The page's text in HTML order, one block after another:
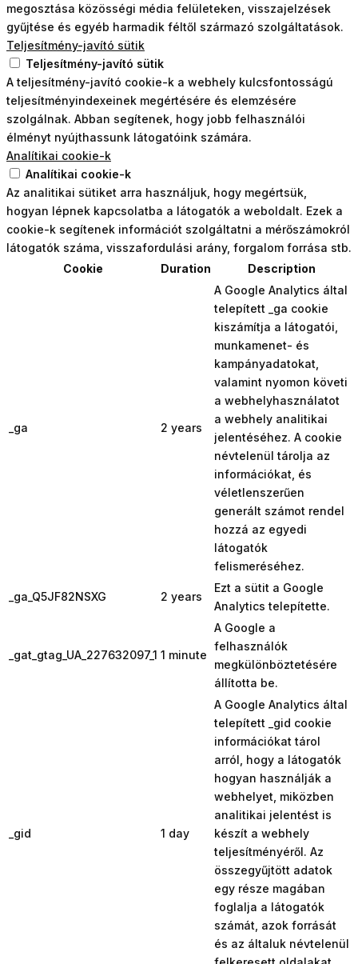
megosztása közösségi média felületeken, visszajelzések
gyűjtése és egyéb harmadik féltől származó szolgáltatások.
Teljesítmény-javító sütik
Teljesítmény-javító sütik
A teljesítmény-javító cookie-k a webhely kulcsfontosságú
teljesítményindexeinek megértésére és elemzésére
szolgálnak. Abban segítenek, hogy jobb felhasználói
élményt nyújthassunk látogatóink számára.
Analítikai cookie-k
Analítikai cookie-k
Az analitikai sütiket arra használjuk, hogy megértsük,
hogyan lépnek kapcsolatba a látogatók a weboldalt. Ezek a
cookie-k segítenek információt szolgáltatni a mérőszámokról
látogatók száma, visszafordulási arány, forgalom forrása stb.
Cookie
Duration Description
_ga 2 years
A Google Analytics által
telepített _ga cookie
kiszámítja a látogatói,
munkamenet- és
kampányadatokat,
valamint nyomon követi
a webhelyhasználatot
a webhely analitikai
jelentéséhez. A cookie
névtelenül tárolja az
információkat, és
véletlenszerűen
generált számot rendel
hozzá az egyedi
látogatók
felismeréséhez.
_ga_Q5JF82NSXG 2 years
Ezt a sütit a Google
Analytics telepítette.
_gat_gtag_UA_227632097_1 1 minute
A Google a
felhasználók
megkülönböztetésére
állította be.
_gid 1 day
A Google Analytics által
telepített _gid cookie
információkat tárol
arról, hogy a látogatók
hogyan használják a
webhelyet, miközben
analitikai jelentést is
készít a webhely
teljesítményéről. Az
összegyűjtött adatok
egy része magában
foglalja a látogatók
számát, azok forrását
és az általuk névtelenül